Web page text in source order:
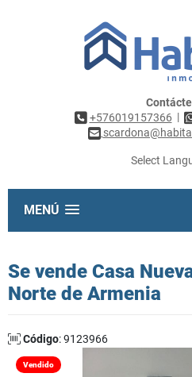
+576019157366 |
Select
MENÚ
Se vende Casa
Norte de Armenia
Código: 9123966
Vendido